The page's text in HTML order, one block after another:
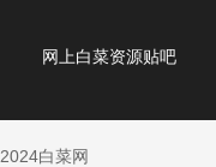
网上白菜资源贴吧
2024白菜网